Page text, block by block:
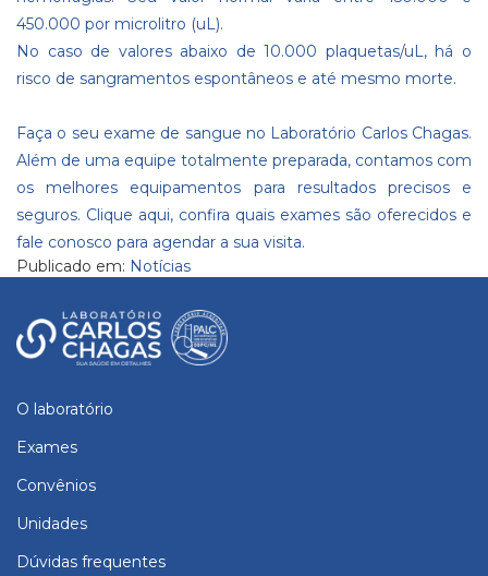
450.000 por microlitro (uL).
No caso de valores abaixo de 10.000 plaquetas/uL, há o
risco de sangramentos espontâneos e até mesmo morte.
Faça o seu exame de sangue no Laboratório Carlos Chagas.
Além de uma equipe totalmente preparada, contamos com
os melhores equipamentos para resultados precisos e
seguros. Clique aqui, confira quais exames são oferecidos e
fale conosco para agendar a sua visita.
Publicado em: Notícias
O laboratório
Exames
Convênios
Unidades
Dúvidas frequentes